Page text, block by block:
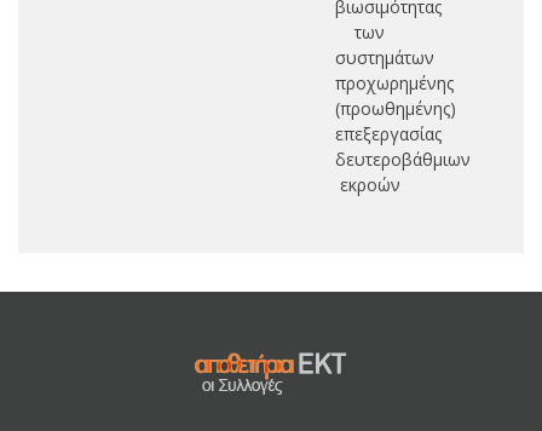
βιωσιμότητας
των
συστημάτων
προχωρημένης
(προωθημένης)
επεξεργασίας
δευτεροβάθμιων
εκροών